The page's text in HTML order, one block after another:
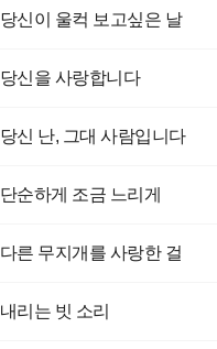
당신이 울컥 보고싶은 날
당신을 사랑합니다
당신 난, 그대 사람입니다
단순하게 조금 느리게
다른 무지개를 사랑한 걸
내리는 빗 소리